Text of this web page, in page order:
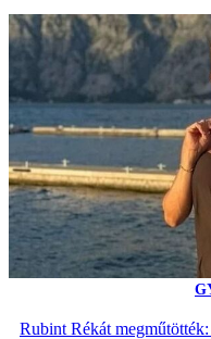
Rubint Rékát